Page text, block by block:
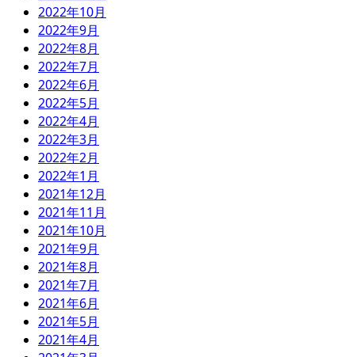
2022年10月
2022年9月
2022年8月
2022年7月
2022年6月
2022年5月
2022年4月
2022年3月
2022年2月
2022年1月
2021年12月
2021年11月
2021年10月
2021年9月
2021年8月
2021年7月
2021年6月
2021年5月
2021年4月